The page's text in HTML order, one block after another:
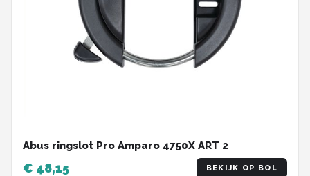
Abus ringslot Pro Amparo 4750X ART 2
€ 48,15 BEKIJK OP BOL